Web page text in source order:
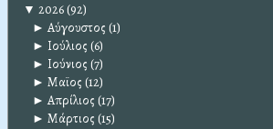
▼ 2026(92)
► Αύγουστος (1)
► Ιούλιος (6)
► Ιούνιος (7)
► Μαϊος (12)
► Απρίλιος (17)
► Μάρτιος (15)